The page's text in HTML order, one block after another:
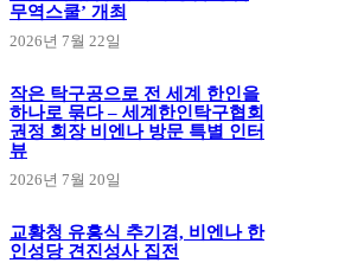
무역스쿨’ 개최
2026년 7월 22일
작은 탁구공으로 전 세계 한인을
하나로 묶다 – 세계한인탁구협회
권정 회장 비엔나 방문 특별 인터
뷰
2026년 7월 20일
교황청 유흥식 추기경, 비엔나 한
인성당 견진성사 집전